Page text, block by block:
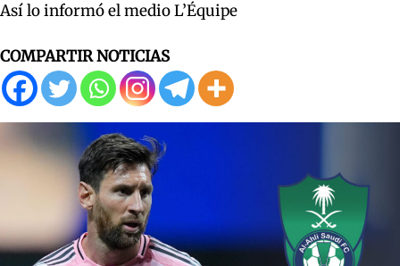
Así lo informó el medio L’Équipe
COMPARTIR NOTICIAS